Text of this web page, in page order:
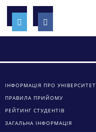
ІНФОРМАЦІЯ ПРО УНІВЕРСИТЕТ
ПРАВИЛА ПРИЙОМУ
РЕЙТИНГ СТУДЕНТІВ
ЗАГАЛЬНА ІНФОРМАЦІЯ